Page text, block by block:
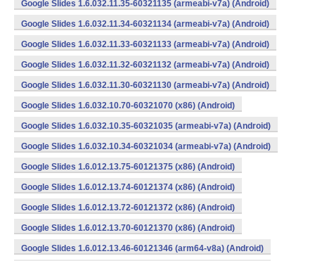
Google Slides 1.6.032.11.35-60321135 (armeabi-v7a) (Android)
Google Slides 1.6.032.11.34-60321134 (armeabi-v7a) (Android)
Google Slides 1.6.032.11.33-60321133 (armeabi-v7a) (Android)
Google Slides 1.6.032.11.32-60321132 (armeabi-v7a) (Android)
Google Slides 1.6.032.11.30-60321130 (armeabi-v7a) (Android)
Google Slides 1.6.032.10.70-60321070 (x86) (Android)
Google Slides 1.6.032.10.35-60321035 (armeabi-v7a) (Android)
Google Slides 1.6.032.10.34-60321034 (armeabi-v7a) (Android)
Google Slides 1.6.012.13.75-60121375 (x86) (Android)
Google Slides 1.6.012.13.74-60121374 (x86) (Android)
Google Slides 1.6.012.13.72-60121372 (x86) (Android)
Google Slides 1.6.012.13.70-60121370 (x86) (Android)
Google Slides 1.6.012.13.46-60121346 (arm64-v8a) (Android)